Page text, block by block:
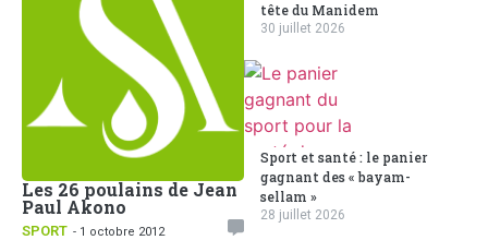
Les 26 poulains de Jean
Paul Akono
SPORT - 1 octobre 2012
tête du Manidem
30 juillet 2026
Sport et santé : le panier
gagnant des « bayam-
sellam »
28 juillet 2026